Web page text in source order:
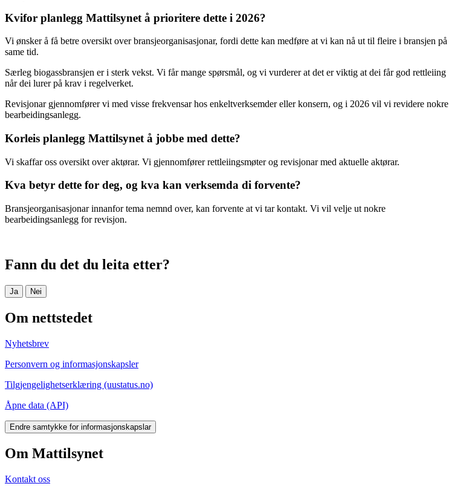
Kvifor planlegg Mattilsynet å prioritere dette i 2026?
Vi ønsker å få betre oversikt over bransjeorganisasjonar, fordi dette kan medføre at vi kan nå ut til fleire i bransjen på
same tid.
Særleg biogassbransjen er i sterk vekst. Vi får mange spørsmål, og vi vurderer at det er viktig at dei får god rettleiing
når dei lurer på krav i regelverket.
Revisjonar gjennomfører vi med visse frekvensar hos enkeltverksemder eller konsern, og i 2026 vil vi revidere nokre
bearbeidingsanlegg.
Korleis planlegg Mattilsynet å jobbe med dette?
Vi skaffar oss oversikt over aktørar. Vi gjennomfører rettleiingsmøter og revisjonar med aktuelle aktørar.
Kva betyr dette for deg, og kva kan verksemda di forvente?
Bransjeorganisasjonar innanfor tema nemnd over, kan forvente at vi tar kontakt. Vi vil velje ut nokre
bearbeidingsanlegg for revisjon.
Fann du det du leita etter?
Ja Nei
Om nettstedet
Nyhetsbrev
Personvern og informasjonskapsler
Tilgjengelighetserklæring (uustatus.no)
Åpne data (API)
Endre samtykke for informasjonskapslar
Om Mattilsynet
Kontakt oss